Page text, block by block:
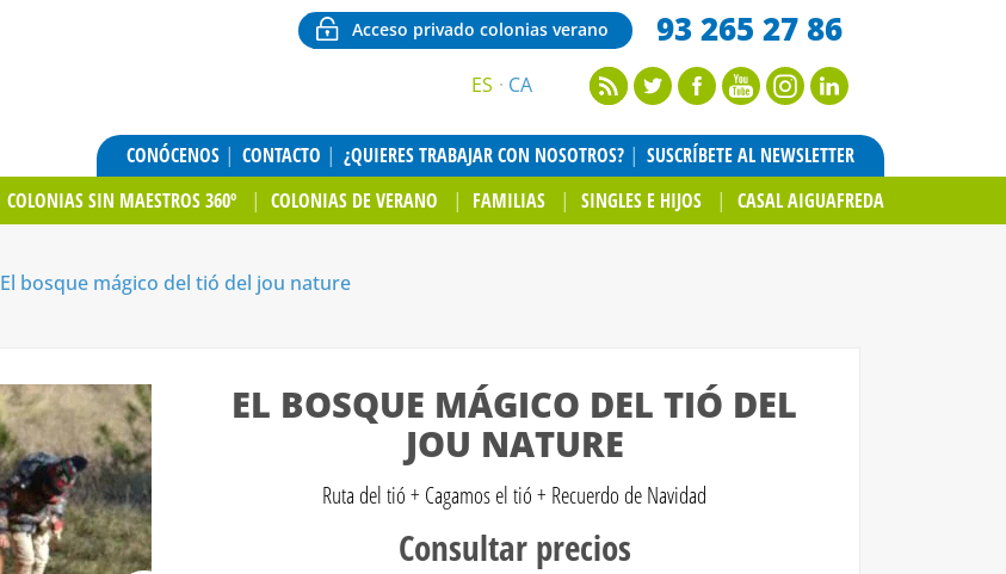
Acceso privado colonias verano 93 265 27 86
ES CA
CONÓCENOS CONTACTO ¿QUIERES TRABAJAR CON NOSOTROS?
SUSCRÍBETE AL NEWSLETTER
COLONIAS SIN MAESTROS 360º COLONIAS DE VERANO FAMILIAS SINGLES E HIJOS CASAL AIGUAFREDA
El bosque mágico del tió del jou nature
EL BOSQUE MÁGICO DEL TIÓ DEL
JOU NATURE
Ruta del tió + Cagamos el tió + Recuerdo de Navidad
Consultar precios